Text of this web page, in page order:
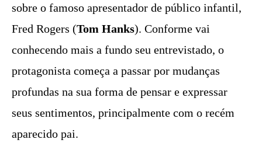
sobre o famoso apresentador de público infantil,
Fred Rogers (Tom Hanks). Conforme vai
conhecendo mais a fundo seu entrevistado, o
protagonista começa a passar por mudanças
profundas na sua forma de pensar e expressar
seus sentimentos, principalmente com o recém
aparecido pai.